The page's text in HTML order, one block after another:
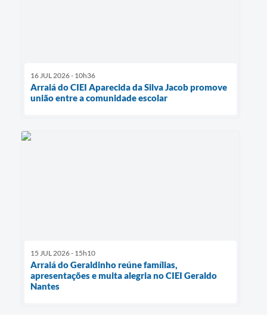
16 JUL 2026 - 10h36
Arraiá do CIEI Aparecida da Silva Jacob promove
união entre a comunidade escolar
15 JUL 2026 - 15h10
Arraiá do Geraldinho reúne famílias,
apresentações e muita alegria no CIEI Geraldo
Nantes